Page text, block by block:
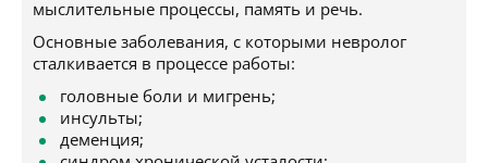
мыслительные процессы, память и речь.
Основные заболевания, с которыми невролог
сталкивается в процессе работы:
головные боли и мигрень;
инсульты;
деменция;